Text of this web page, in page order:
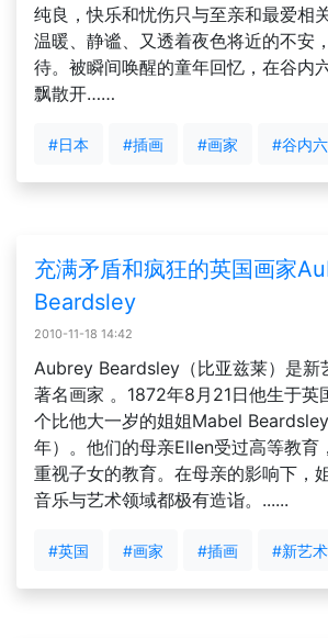
纯良，快乐和忧伤只与至亲和最爱相
温暖、静谧、又透着夜色将近的不安
待。被瞬间唤醒的童年回忆，在谷内
飘散开……
#日本 #插画 #画家 #谷内
充满矛盾和疯狂的英国画家
Beardsley
2010-11-18 14:42
Aubrey Beardsley（比亚兹莱）是新
著名画家 。1872年8月21日他生于
个比他大一岁的姐姐Mabel
年）。他们的母亲Ellen受过高等教育
重视子女的教育。在母亲的影响下，
音乐与艺术领域都极有造诣。......
#英国 #画家 #插画 #新艺